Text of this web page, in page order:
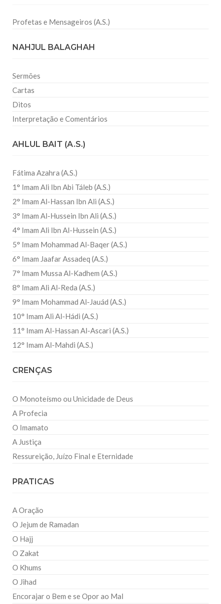
Profetas e Mensageiros (A.S.)
NAHJUL BALAGHAH
Sermões
Cartas
Ditos
Interpretação e Comentários
AHLUL BAIT (A.S.)
Fátima Azahra (A.S.)
1° Imam Ali Ibn Abi Táleb (A.S.)
2° Imam Al-Hassan Ibn Ali (A.S.)
3° Imam Al-Hussein Ibn Ali (A.S.)
4° Imam Ali Ibn Al-Hussein (A.S.)
5° Imam Mohammad Al-Baqer (A.S.)
6° Imam Jaafar Assadeq (A.S.)
7° Imam Mussa Al-Kadhem (A.S.)
8° Imam Ali Al-Reda (A.S.)
9° Imam Mohammad Al-Jauád (A.S.)
10° Imam Ali Al-Hádi (A.S.)
11° Imam Al-Hassan Al-Ascari (A.S.)
12° Imam Al-Mahdi (A.S.)
CRENÇAS
O Monoteísmo ou Unicidade de Deus
A Profecia
O Imamato
A Justiça
Ressureição, Juízo Final e Eternidade
PRATICAS
A Oração
O Jejum de Ramadan
O Hajj
O Zakat
O Khums
O Jihad
Encorajar o Bem e se Opor ao Mal